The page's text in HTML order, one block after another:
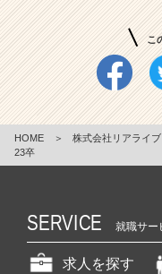
こ
HOME ＞ 株式会社リアライブ
23卒
SERVICE 就職サー
求人を探す